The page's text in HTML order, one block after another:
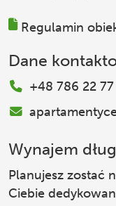
Regulamin
Dane
+48 786 22
Wynajem
Planujesz zostać
Ciebie